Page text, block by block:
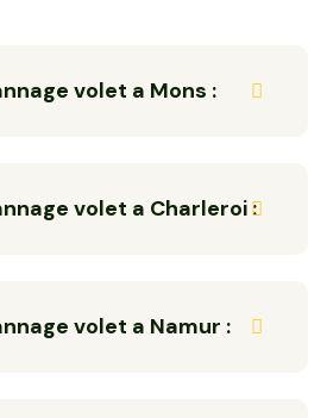
volet a Mons :
volet a Charleroi :
volet a Namur :